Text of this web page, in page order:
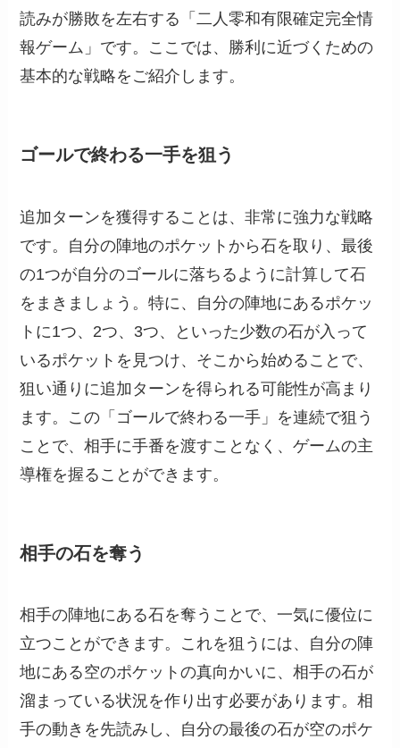
読みが勝敗を左右する「二人零和有限確定完全情
報ゲーム」です。ここでは、勝利に近づくための
基本的な戦略をご紹介します。
ゴールで終わる一手を狙う
追加ターンを獲得することは、非常に強力な戦略
です。自分の陣地のポケットから石を取り、最後
の1つが自分のゴールに落ちるように計算して石
をまきましょう。特に、自分の陣地にあるポケッ
トに1つ、2つ、3つ、といった少数の石が入って
いるポケットを見つけ、そこから始めることで、
狙い通りに追加ターンを得られる可能性が高まり
ます。この「ゴールで終わる一手」を連続で狙う
ことで、相手に手番を渡すことなく、ゲームの主
導権を握ることができます。
相手の石を奪う
相手の陣地にある石を奪うことで、一気に優位に
立つことができます。これを狙うには、自分の陣
地にある空のポケットの真向かいに、相手の石が
溜まっている状況を作り出す必要があります。相
手の動きを先読みし、自分の最後の石が空のポケ